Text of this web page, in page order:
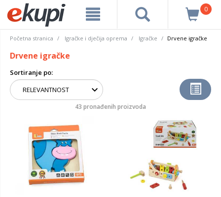
0
Početna stranica Igračke i dječija oprema Igračke Drvene igračke
Drvene igračke
Sortiranje po:
43 pronađenih proizvoda